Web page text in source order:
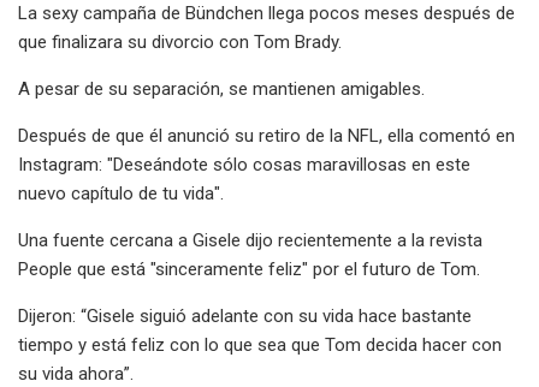
La sexy campaña de Bündchen llega pocos meses después de
que finalizara su divorcio con Tom Brady.
A pesar de su separación, se mantienen amigables.
Después de que él anunció su retiro de la NFL, ella comentó en
Instagram: "Deseándote sólo cosas maravillosas en este
nuevo capítulo de tu vida".
Una fuente cercana a Gisele dijo recientemente a la revista
People que está "sinceramente feliz" por el futuro de Tom.
Dijeron: “Gisele siguió adelante con su vida hace bastante
tiempo y está feliz con lo que sea que Tom decida hacer con
su vida ahora”.